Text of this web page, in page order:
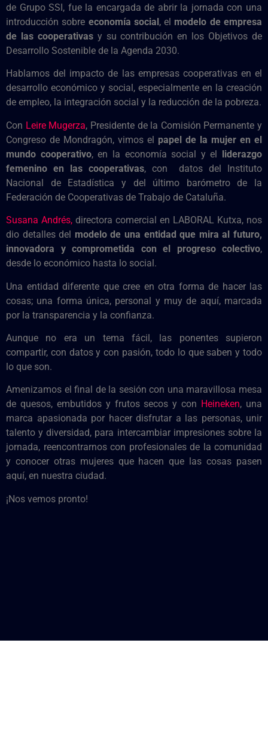
de Grupo SSI, fue la encargada de abrir la jornada con una
introducción sobre economía social, el modelo de empresa
de las cooperativasy su contribución en los Objetivos de
Desarrollo Sostenible de la Agenda 2030.
Hablamos del impacto de las empresas cooperativas en el
desarrollo económico y social, especialmente en la creación
de empleo, la integración social y la reducción de la pobreza.
Con Leire Mugerza, Presidente de la Comisión Permanente y
Congreso de Mondragón, vimos el papel de la mujer en el
mundo cooperativo, en la economía social y el liderazgo
femenino en las cooperativas, con datos del Instituto
Nacional de Estadística y del último barómetro de la
Federación de Cooperativas de Trabajo de Cataluña.
Susana Andrés, directora comercial en LABORAL Kutxa, nos
dio detalles del modelo de una entidad que mira al futuro,
innovadora y comprometida
con el progreso colectivo,
desde lo económico hasta lo social.
Una entidad diferente que cree en otra forma de hacer las
cosas; una forma única, personal y muy de aquí, marcada
por la transparencia y la confianza.
Aunque no era un tema fácil, las ponentes supieron
compartir, con datos y con pasión, todo lo que saben y todo
lo que son.
Amenizamos el final de la sesión con una maravillosa mesa
de quesos, embutidos y frutos secos y con Heineken, una
marca apasionada por hacer disfrutar a las personas, unir
talento y diversidad, para intercambiar impresiones sobre la
jornada, reencontrarnos con profesionales de la comunidad
y conocer otras mujeres que hacen que las cosas pasen
aquí, en nuestra ciudad.
¡Nos vemos pronto!